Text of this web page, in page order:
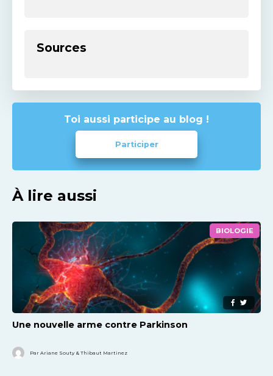
Sources
Toi aussi participe au blog !
Participer
À lire aussi
BIOLOGIE
Une nouvelle arme contre Parkinson
Par Ariane Souty & Thibaut Martinez